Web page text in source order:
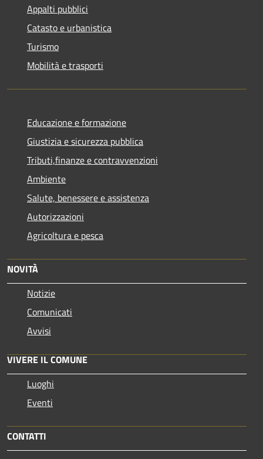
Appalti pubblici
Catasto e urbanistica
Turismo
Mobilità e trasporti
Educazione e formazione
Giustizia e sicurezza pubblica
Tributi,finanze e contravvenzioni
Ambiente
Salute, benessere e assistenza
Autorizzazioni
Agricoltura e pesca
NOVITÀ
Notizie
Comunicati
Avvisi
VIVERE IL COMUNE
Luoghi
Eventi
CONTATTI